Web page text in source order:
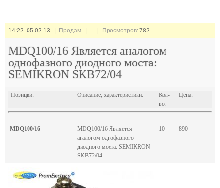
14:22 05.02.13 | Продам | - | Просмотров: 782
MDQ100/16 Является аналогом
однофазного диодного моста:
SEMIKRON SKB72/04
Позиции: Описание, характеристики:
Кол-
во:
Цена:
MDQ100/16
MDQ100/16 Является
аналогом однофазного
диодного моста: SEMIKRON
SKB72/04
10 890